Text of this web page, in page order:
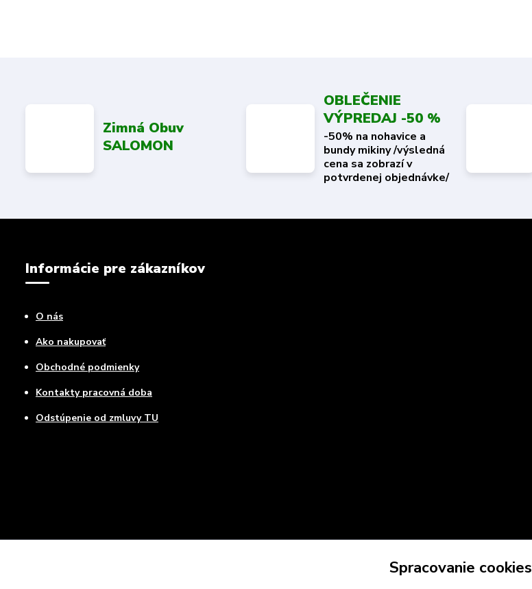
Zimná Obuv
SALOMON
OBLEČENIE
VÝPREDAJ -50 %
-50% na nohavice a
bundy mikiny /výsledná
cena sa zobrazí v
potvrdenej objednávke/
Informácie pre zákazníkov
O nás
Ako nakupovať
Obchodné podmienky
Kontakty pracovná doba
Odstúpenie od zmluvy TU
Spracovanie cookies